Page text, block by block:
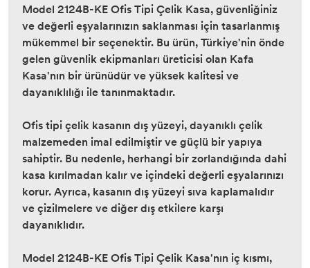
Model 2124B-KE Ofis Tipi Çelik Kasa, güvenliğiniz
ve değerli eşyalarınızın saklanması için tasarlanmış
mükemmel bir seçenektir. Bu ürün, Türkiye'nin önde
gelen güvenlik ekipmanları üreticisi olan Kafa
Kasa'nın bir ürünüdür ve yüksek kalitesi ve
dayanıklılığı ile tanınmaktadır.
Ofis tipi çelik kasanın dış yüzeyi, dayanıklı çelik
malzemeden imal edilmiştir ve güçlü bir yapıya
sahiptir. Bu nedenle, herhangi bir zorlandığında dahi
kasa kırılmadan kalır ve içindeki değerli eşyalarınızı
korur. Ayrıca, kasanın dış yüzeyi sıva kaplamalıdır
ve çizilmelere ve diğer dış etkilere karşı
dayanıklıdır.
Model 2124B-KE Ofis Tipi Çelik Kasa'nın iç kısmı,